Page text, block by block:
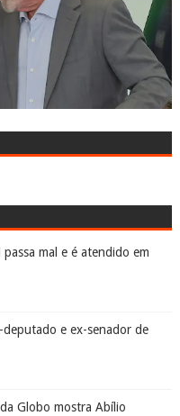
mal e é atendido em
e ex-senador de
Globo mostra Abílio